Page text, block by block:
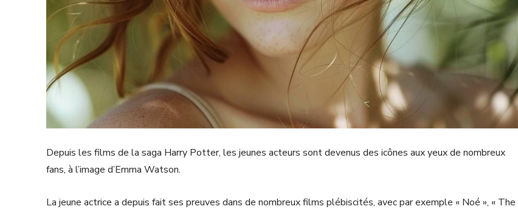
Depuis les films de la saga Harry Potter, les jeunes acteurs sont devenus des icônes aux yeux de nombreux
fans, à l’image d’Emma Watson.
La jeune actrice a depuis fait ses preuves dans de nombreux films plébiscités, avec par exemple « Noé », « The